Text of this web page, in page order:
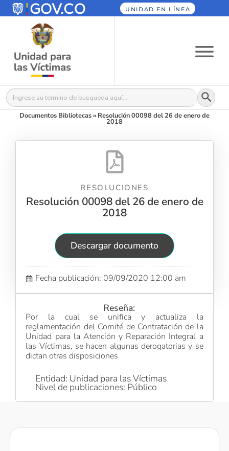
UNIDAD EN LÍNEA
Buscar: Botón
Documentos Bibliotecas» Resolución 00098 del 26 de enero de
2018
RESOLUCIONES
Resolución 00098 del 26 de enero de
2018
Descargar documento
Fecha publicación: 09/09/2020 12:00 am
Reseña:
Por la cual se unifica y actualiza la
reglamentación del Comité de Contratación de la
Unidad para la Atención y Reparación Integral a
las Víctimas, se hacen algunas derogatorias y se
dictan otras disposiciones
Entidad: Unidad para las Víctimas
Nivel de publicaciones: Público